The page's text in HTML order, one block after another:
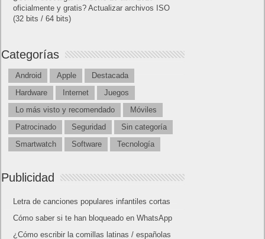
oficialmente y gratis? Actualizar archivos ISO
(32 bits / 64 bits)
Categorías
Android Apple
Destacada
Hardware
Internet
Juegos
Lo más visto y recomendado
Móviles
Patrocinado
Seguridad
Sin categoría
Smartwatch
Software Tecnología
Publicidad
Letra de canciones populares infantiles cortas
Cómo saber si te han bloqueado en WhatsApp
¿Cómo escribir la comillas latinas / españolas